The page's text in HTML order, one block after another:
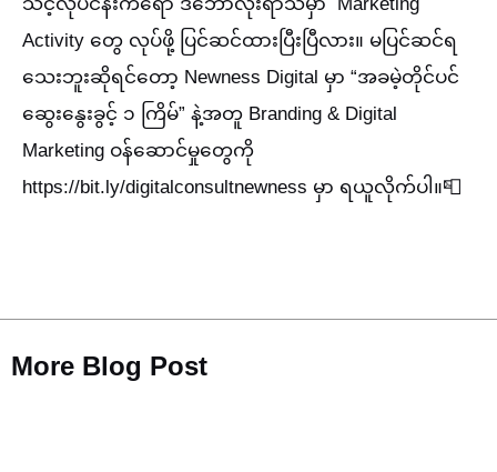
သင့်လုပ်ငန်းကရော ဒီဘောလုံးရာသီမှာ Marketing
Activity တွေ လုပ်ဖို့ ပြင်ဆင်ထားပြီးပြီလား။ မပြင်ဆင်ရ
သေးဘူးဆိုရင်တော့ Newness Digital မှာ “အခမဲ့တိုင်ပင်
ဆွေးနွေးခွင့် ၁ ကြိမ်” နဲ့အတူ Branding & Digital
Marketing ဝန်ဆောင်မှုတွေကို
https://bit.ly/digitalconsultnewness မှာ ရယူလိုက်ပါ။📮
More Blog Post​